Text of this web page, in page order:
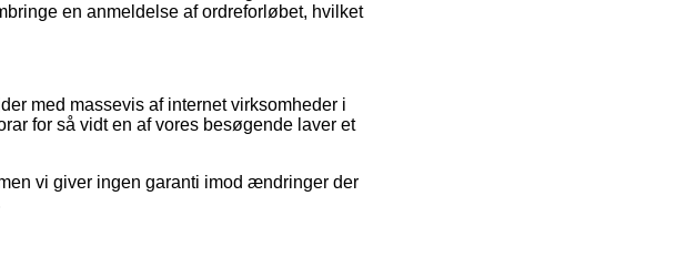
en anmeldelse af ordreforløbet, hvilket
med massevis af internet virksomheder i
for så vidt en af vores besøgende laver et
vi giver ingen garanti imod ændringer der